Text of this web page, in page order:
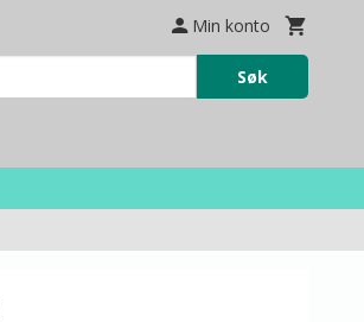
Min konto
Søk